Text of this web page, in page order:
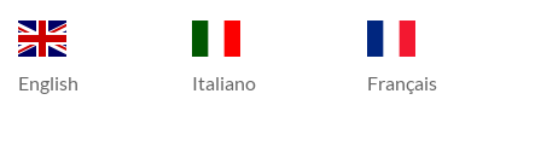
English Italiano Français